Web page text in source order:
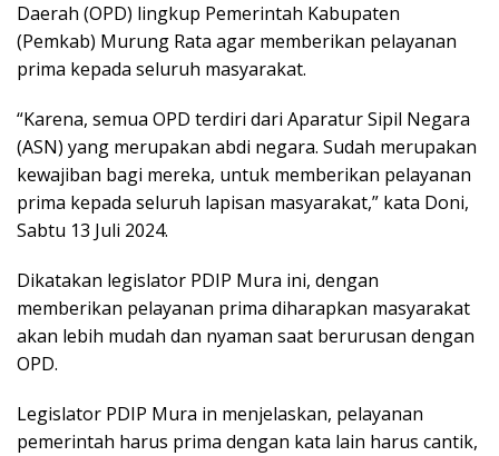
Daerah (OPD) lingkup Pemerintah Kabupaten
(Pemkab) Murung Rata agar memberikan pelayanan
prima kepada seluruh masyarakat.
“Karena, semua OPD terdiri dari Aparatur Sipil Negara
(ASN) yang merupakan abdi negara. Sudah merupakan
kewajiban bagi mereka, untuk memberikan pelayanan
prima kepada seluruh lapisan masyarakat,” kata Doni,
Sabtu 13 Juli 2024.
Dikatakan legislator PDIP Mura ini, dengan
memberikan pelayanan prima diharapkan masyarakat
akan lebih mudah dan nyaman saat berurusan dengan
OPD.
Legislator PDIP Mura in menjelaskan, pelayanan
pemerintah harus prima dengan kata lain harus cantik,